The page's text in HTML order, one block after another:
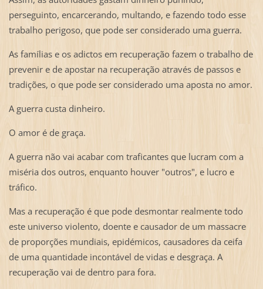
perseguinto, encarcerando, multando, e fazendo todo esse
trabalho perigoso, que pode ser considerado uma guerra.
As famílias e os adictos em recuperação fazem o trabalho de
prevenir e de apostar na recuperação através de passos e
tradições, o que pode ser considerado uma aposta no amor.
A guerra custa dinheiro.
O amor é de graça.
A guerra não vai acabar com traficantes que lucram com a
miséria dos outros, enquanto houver "outros", e lucro e
tráfico.
Mas a recuperação é que pode desmontar realmente todo
este universo violento, doente e causador de um massacre
de proporções mundiais, epidémicos, causadores da ceifa
de uma quantidade incontável de vidas e desgraça. A
recuperação vai de dentro para fora.